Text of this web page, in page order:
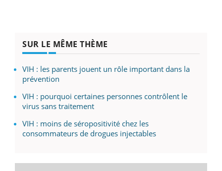
SUR LE MÊME THÈME
VIH : les parents jouent un rôle important dans la
prévention
VIH : pourquoi certaines personnes contrôlent le
virus sans traitement
VIH : moins de séropositivité chez les
consommateurs de drogues injectables